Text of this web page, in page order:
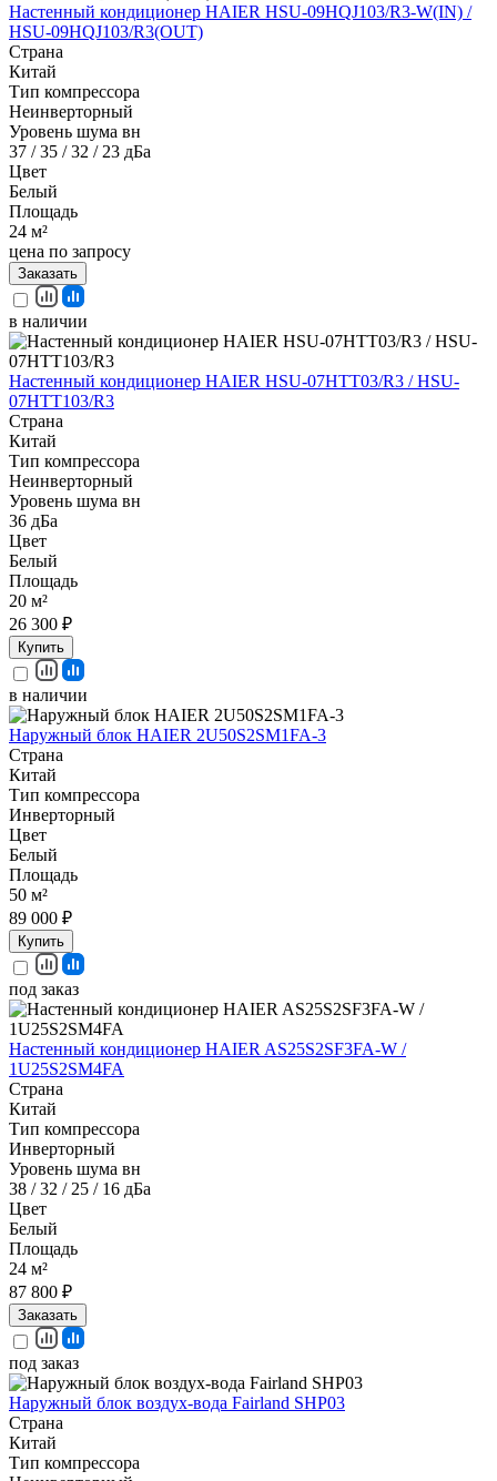
Настенный кондиционер HAIER HSU-09HQJ103/R3-W(IN) /
HSU-09HQJ103/R3(OUT)
Страна
Китай
Тип компрессора
Неинверторный
Уровень шума вн
37 / 35 / 32 / 23 дБа
Цвет
Белый
Площадь
24 м²
цена по запросу
Заказать
в наличии
Настенный кондиционер HAIER HSU-07HTT03/R3 / HSU-
07HTT103/R3
Страна
Китай
Тип компрессора
Неинверторный
Уровень шума вн
36 дБа
Цвет
Белый
Площадь
20 м²
26 300 ₽
Купить
в наличии
Наружный блок HAIER 2U50S2SM1FA-3
Страна
Китай
Тип компрессора
Инверторный
Цвет
Белый
Площадь
50 м²
89 000 ₽
Купить
под заказ
Настенный кондиционер HAIER AS25S2SF3FA-W /
1U25S2SM4FA
Страна
Китай
Тип компрессора
Инверторный
Уровень шума вн
38 / 32 / 25 / 16 дБа
Цвет
Белый
Площадь
24 м²
87 800 ₽
Заказать
под заказ
Наружный блок воздух-вода Fairland SHP03
Страна
Китай
Тип компрессора